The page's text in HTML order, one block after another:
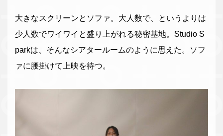
大きなスクリーンとソファ。大人数で、というよりは
少人数でワイワイと盛り上がれる秘密基地。Studio S
parkは、そんなシアタールームのように思えた。ソフ
ァに腰掛けて上映を待つ。